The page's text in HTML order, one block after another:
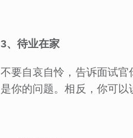
3、待业在家
不要自哀自怜，告诉面试
是你的问题。相反，你可以